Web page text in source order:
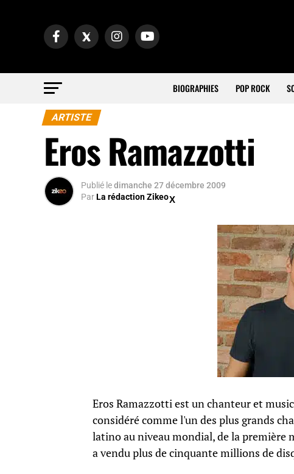
BIOGRAPHIES POP ROCK
ARTISTE
Eros Ramazzotti
Publié ledimanche 27 décembre 2009
ParLa rédaction Zikeo
Eros Ramazzotti est un chanteur et
considéré comme l'un des plus grands
latino au niveau mondial, de la première
a vendu plus de cinquante millions de